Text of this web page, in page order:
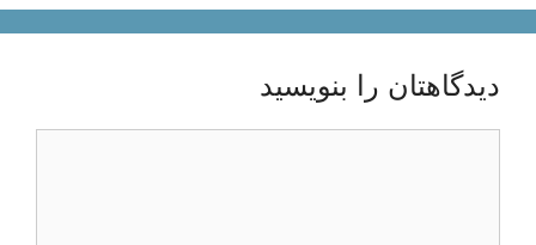
دیدگاهتان را بنویسید